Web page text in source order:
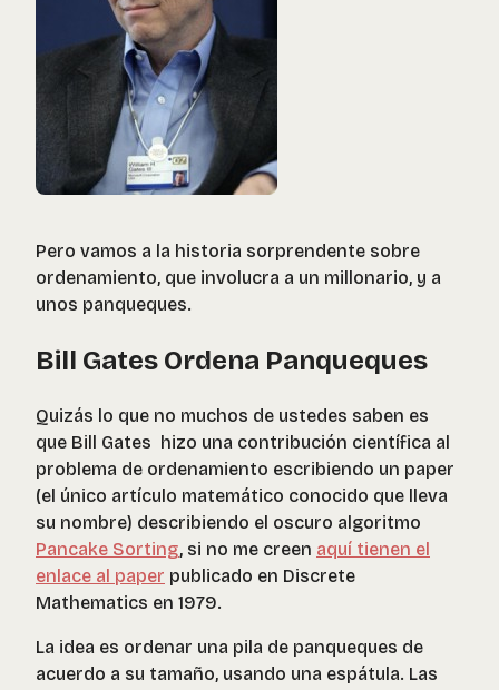
Pero vamos a la historia sorprendente sobre
ordenamiento, que involucra a un millonario, y a
unos panqueques.
Bill Gates Ordena Panqueques
Quizás lo que no muchos de ustedes saben es
que Bill Gates hizo una contribución científica al
problema de ordenamiento escribiendo un paper
(el único artículo matemático conocido que lleva
su nombre) describiendo el oscuro algoritmo
Pancake Sorting, si no me creen aquí tienen el
enlace al paper publicado en Discrete
Mathematics en 1979.
La idea es ordenar una pila de panqueques de
acuerdo a su tamaño, usando una espátula. Las